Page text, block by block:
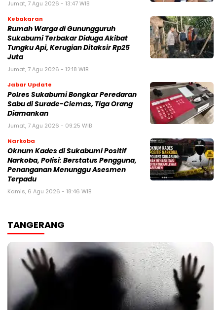
Jumat, 7 Agu 2026 - 13:47 WIB
Kebakaran
‎Rumah Warga di Gunungguruh
Sukabumi Terbakar Diduga Akibat
Tungku Api, Kerugian Ditaksir Rp25
Juta
Jumat, 7 Agu 2026 - 12:18 WIB
Jabar Update
Polres Sukabumi Bongkar Peredaran
Sabu di Surade-Ciemas, Tiga Orang
Diamankan
Jumat, 7 Agu 2026 - 09:25 WIB
Narkoba
Oknum Kades di Sukabumi Positif
Narkoba, Polisi: Berstatus Pengguna,
Penanganan Menunggu Asesmen
Terpadu
Kamis, 6 Agu 2026 - 18:46 WIB
TANGERANG